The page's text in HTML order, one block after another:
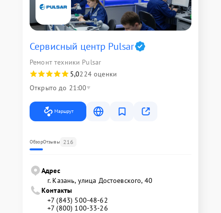
Сервисный центр Pulsar
Ремонт техники Pulsar
5,0224 оценки
Открыто до 21:00
Маршрут
ОбзорОтзывы 216
Адрес
г. Казань, улица Достоевского, 40
Контакты
+7 (843) 500-48-62
+7 (800) 100-33-26